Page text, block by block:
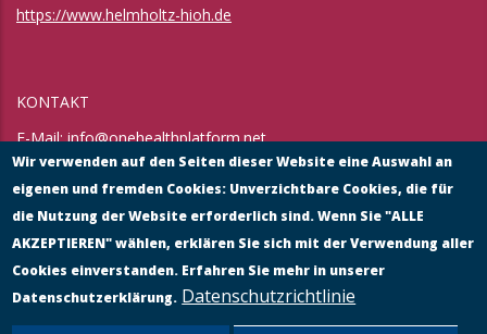
https://www.helmholtz-hioh.de
KONTAKT
E-Mail:info@onehealthplatform.net
Website: in Kürze
Wir verwenden auf den Seiten dieser Website eine Auswahl an
eigenen und fremden Cookies: Unverzichtbare Cookies, die für
die Nutzung der Website erforderlich sind. Wenn Sie "ALLE
AKZEPTIEREN" wählen, erklären Sie sich mit der Verwendung aller
Cookies einverstanden. Erfahren Sie mehr in unserer
Datenschutzerklärung. Datenschutzrichtlinie